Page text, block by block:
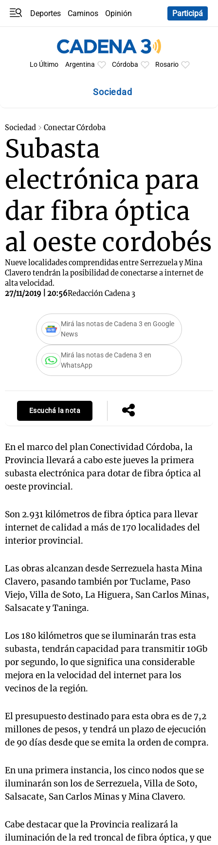
Deportes Caminos
Opinión
Participá
Lo Último Argentina Córdoba Rosario
Sociedad
Sociedad Conectar Córdoba
Subasta
electrónica para
dar fibra óptica
al oeste cordobés
Nueve localidades comprendidas entre Serrezuela y Mina
Clavero tendrán la posibilidad de conectarse a internet de
alta velocidad.
27/11/2019 | 20:56Redacción Cadena 3
Mirá las notas de Cadena 3 en Google
News
Mirá las notas de Cadena 3 en
WhatsApp
Escuchá la nota
En el marco del plan Conectividad Córdoba, la
Provincia llevará a cabo este jueves la primera
subasta electrónica para dotar de fibra óptica al
oeste provincial.
Son 2.931 kilómetros de fibra óptica para llevar
internet de calidad a más de 170 localidades del
interior provincial.
Las obras alcanzan desde Serrezuela hasta Mina
Clavero, pasando también por Tuclame, Paso
Viejo, Villa de Soto, La Higuera, San Carlos Minas,
Salsacate y Taninga.
Los 180 kilómetros que se iluminarán tras esta
subasta, tendrán capacidad para transmitir 10Gb
por segundo, lo que significa una considerable
mejora en la velocidad del internet para los
vecinos de la región.
El presupuesto destinado para esta obra es de 7,2
millones de pesos, y tendrá un plazo de ejecución
de 90 días desde que se emita la orden de compra.
En una primera instancia, los cinco nodos que se
iluminarán son los de Serrezuela, Villa de Soto,
Salsacate, San Carlos Minas y Mina Clavero.
Cabe destacar que la Provincia realizará la
iluminación de la red troncal de fibra óptica, y que
Notas
Mundial 2026
Notas
Cadena 3